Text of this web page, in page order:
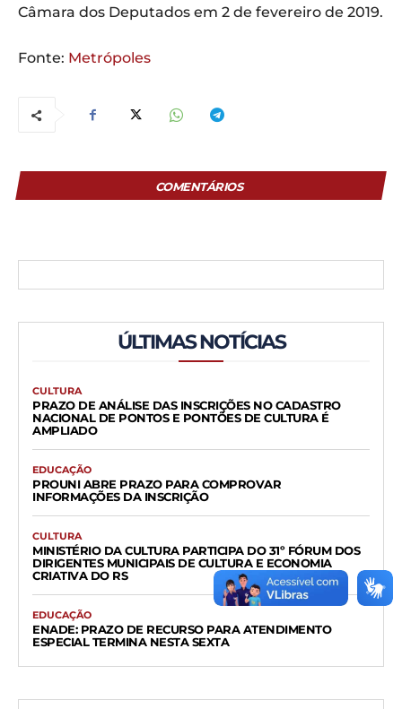
Câmara dos Deputados em 2 de fevereiro de 2019.
Fonte: Metrópoles
COMENTÁRIOS
ÚLTIMAS NOTÍCIAS
CULTURA
PRAZO DE ANÁLISE DAS INSCRIÇÕES NO CADASTRO
NACIONAL DE PONTOS E PONTÕES DE CULTURA É
AMPLIADO
EDUCAÇÃO
PROUNI ABRE PRAZO PARA COMPROVAR
INFORMAÇÕES DA INSCRIÇÃO
CULTURA
MINISTÉRIO DA CULTURA PARTICIPA DO 31º FÓRUM DOS
DIRIGENTES MUNICIPAIS DE CULTURA E ECONOMIA
CRIATIVA DO RS
EDUCAÇÃO
ENADE: PRAZO DE RECURSO PARA ATENDIMENTO
ESPECIAL TERMINA NESTA SEXTA